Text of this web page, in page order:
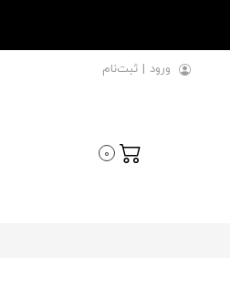
ورود | ثبت‌نام
0